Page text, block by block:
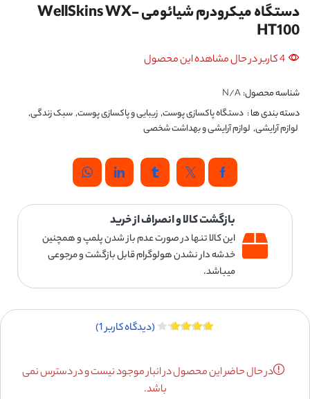
دستگاه میکرودرم شیائومی WellSkins WX-
HT100
4 کاربر در حال مشاهده این محصول
شناسه محصول:N/A
دسته بندی ها : دستگاه پاکسازی پوست,زیبایی و پاکسازی پوست,سبک زندگی,
لوازم آرایشی, لوازم آرایشی و بهداشت شخصی
بازگشت کالا و انصراف از خرید
این کالا تنها در صورت عدم باز شدن پلمپ و همچنین
خدشه دار نشدن هولوگرام قابل بازگشت و مرجوعی
میباشد.
(دیدگاه کاربر1
)
در حال حاضر این محصول در انبار موجود نیست و در دسترس نمی
باشد.